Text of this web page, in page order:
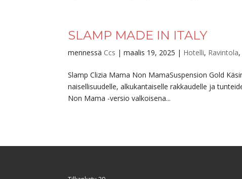
SLAMP MADE IN ITALY
mennessä Ccs |maalis 19, 2025 | Hotelli, Ravintola,
Slamp Clizia Mama Non MamaSuspension Gold
naisellisuudelle, alkukantaiselle rakkaudelle ja
Non Mama -versio valkoisena...